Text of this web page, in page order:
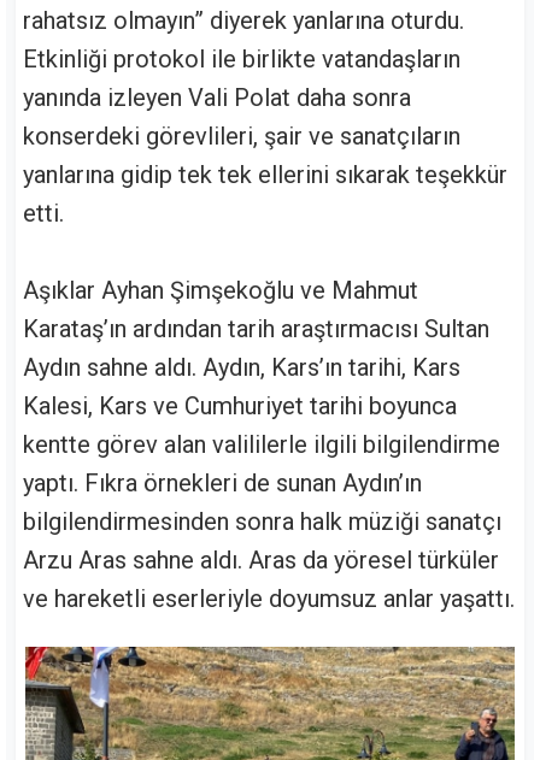
rahatsız olmayın” diyerek yanlarına oturdu.
Etkinliği protokol ile birlikte vatandaşların
yanında izleyen Vali Polat daha sonra
konserdeki görevlileri, şair ve sanatçıların
yanlarına gidip tek tek ellerini sıkarak teşekkür
etti.
Aşıklar Ayhan Şimşekoğlu ve Mahmut
Karataş’ın ardından tarih araştırmacısı Sultan
Aydın sahne aldı. Aydın, Kars’ın tarihi, Kars
Kalesi, Kars ve Cumhuriyet tarihi boyunca
kentte görev alan valililerle ilgili bilgilendirme
yaptı. Fıkra örnekleri de sunan Aydın’ın
bilgilendirmesinden sonra halk müziği sanatçı
Arzu Aras sahne aldı. Aras da yöresel türküler
ve hareketli eserleriyle doyumsuz anlar yaşattı.